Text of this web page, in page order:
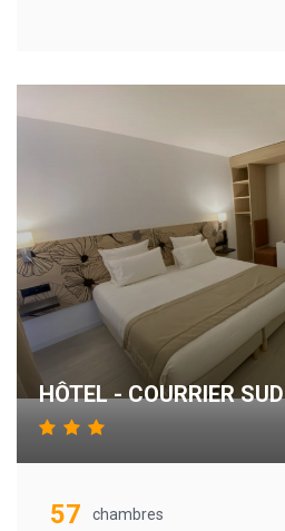
HÔTEL - COURRIER SUD
57 chambres